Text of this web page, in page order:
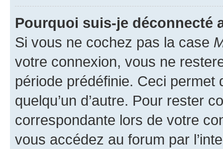
Pourquoi suis-je déconnecté
Si vous ne cochez pas la case
votre connexion, vous ne
période prédéfinie. Ceci permet
quelqu’un d’autre. Pour rester
correspondante lors de votre
vous accédez au forum par